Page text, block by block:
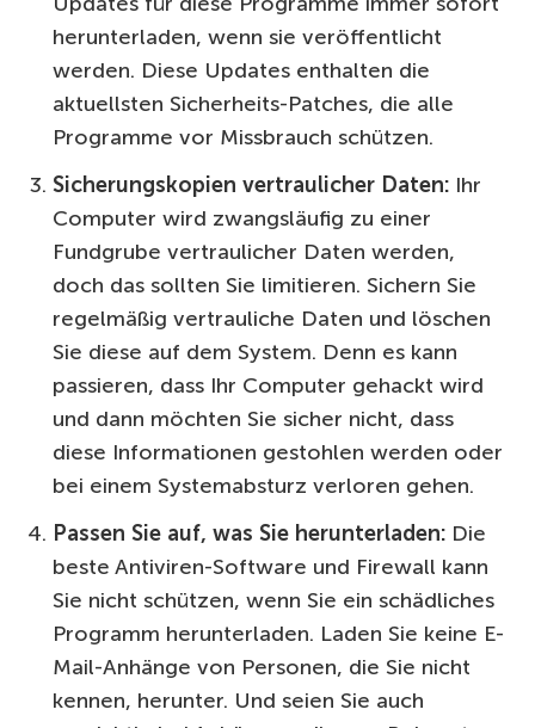
herunterladen, wenn sie veröffentlicht
werden. Diese Updates enthalten die
aktuellsten Sicherheits-Patches, die alle
Programme vor Missbrauch schützen.
Sicherungskopien vertraulicher Daten: Ihr
Computer wird zwangsläufig zu einer
Fundgrube vertraulicher Daten werden,
doch das sollten Sie limitieren. Sichern Sie
regelmäßig vertrauliche Daten und löschen
Sie diese auf dem System. Denn es kann
passieren, dass Ihr Computer gehackt wird
und dann möchten Sie sicher nicht, dass
diese Informationen gestohlen werden oder
bei einem Systemabsturz verloren gehen.
Passen Sie auf, was Sie herunterladen: Die
beste Antiviren-Software und Firewall kann
Sie nicht schützen, wenn Sie ein schädliches
Programm herunterladen. Laden Sie keine E-
Mail-Anhänge von Personen, die Sie nicht
kennen, herunter. Und seien Sie auch